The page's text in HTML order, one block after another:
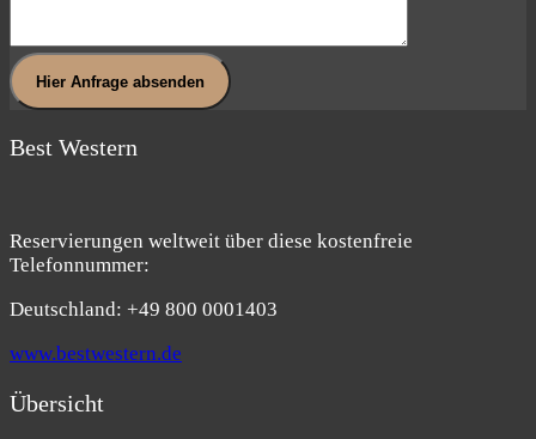
Hier Anfrage absenden
Best Western
Reservierungen weltweit über diese kostenfreie
Telefonnummer:
Deutschland: +49 800 0001403
www.bestwestern.de
Übersicht